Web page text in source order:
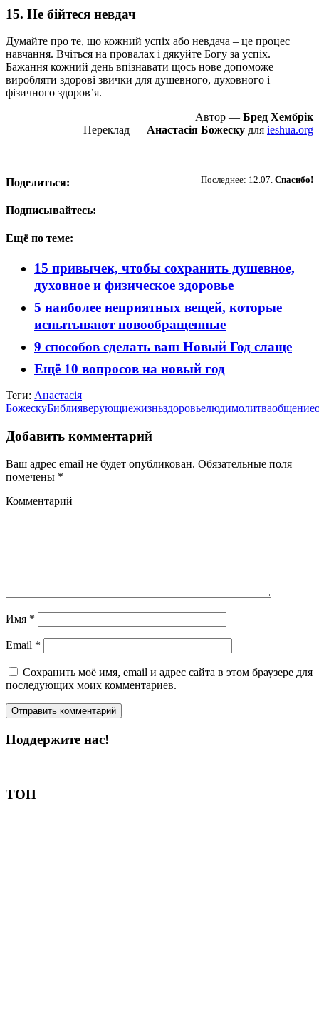
15. Не бійтеся невдач
Думайте про те, що кожний успіх або невдача – це процес
навчання. Вчіться на провалах і дякуйте Богу за успіх.
Бажання кожний день впізнавати щось нове допоможе
виробляти здорові звички для душевного, духовного і
фізичного здоровʼя.
Автор — ​ Бред Хембрік
Переклад — Анастасія Божеску для ieshua.org
Последнее: 12.07. Спасибо!
Поделиться:
Подписывайтесь:
Ещё по теме:
15 привычек, чтобы сохранить душевное,
духовное и физическое здоровье
5 наиболее неприятных вещей, которые
испытывают новообращенные
9 способов сделать ваш Новый Год слаще
Ещё 10 вопросов на новый год
Теги: Анастасія
БожескуБиблияверующиежизньздоровьелюдимолитваобщение
Добавить комментарий
Ваш адрес email не будет опубликован. Обязательные поля
помечены *
Комментарий
Имя *
Email *
Сохранить моё имя, email и адрес сайта в этом браузере для
последующих моих комментариев.
Поддержите нас!
ТОП